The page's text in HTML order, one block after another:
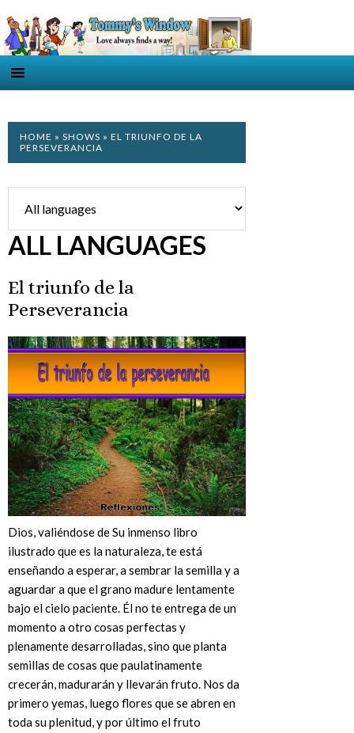
HOME » SHOWS » EL TRIUNFO DE LA
PERSEVERANCIA
ALL LANGUAGES
El triunfo de la
Perseverancia
Dios, valiéndose de Su inmenso libro
ilustrado que es la naturaleza, te está
enseñando a esperar, a sembrar la semilla y a
aguardar a que el grano madure lentamente
bajo el cielo paciente. Él no te entrega de un
momento a otro cosas perfectas y
plenamente desarrolladas, sino que planta
semillas de cosas que paulatinamente
crecerán, madurarán y llevarán fruto. Nos da
primero yemas, luego flores que se abren en
toda su plenitud, y por último el fruto